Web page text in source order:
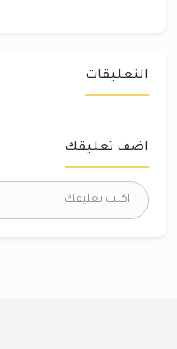
التعليقات
اضف تعليقك